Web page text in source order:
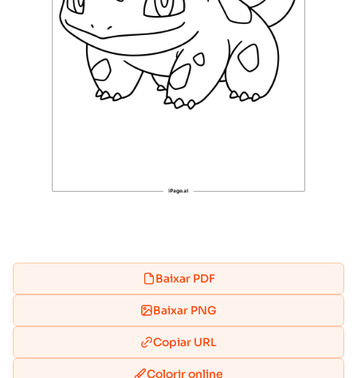
Baixar PDF
Baixar PNG
Copiar URL
Colorir online